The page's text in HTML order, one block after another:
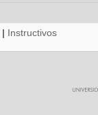
| Instructivos